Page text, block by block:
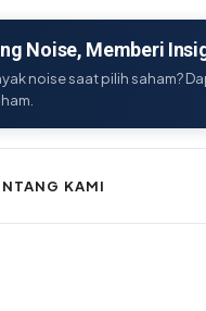
Noise, Memberi
noise saat pilih saham?
KAMI